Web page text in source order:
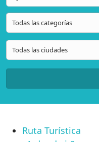
Ruta Turística